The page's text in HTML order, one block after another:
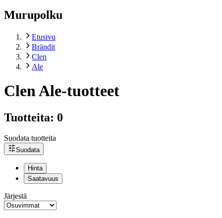
Murupolku
Etusivu
Brändit
Clen
Ale
Clen Ale-tuotteet
Tuotteita: 0
Suodata tuotteita
Suodata
Hinta
Saatavuus
Järjestä